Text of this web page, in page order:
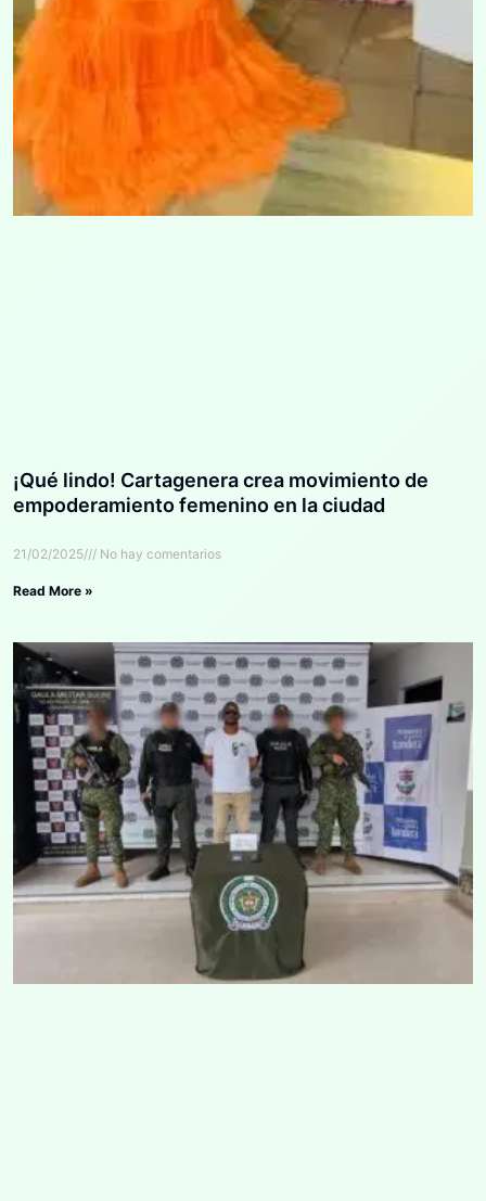
¡Qué lindo! Cartagenera crea movimiento de
empoderamiento femenino en la ciudad
21/02/2025 No hay comentarios
Read More »